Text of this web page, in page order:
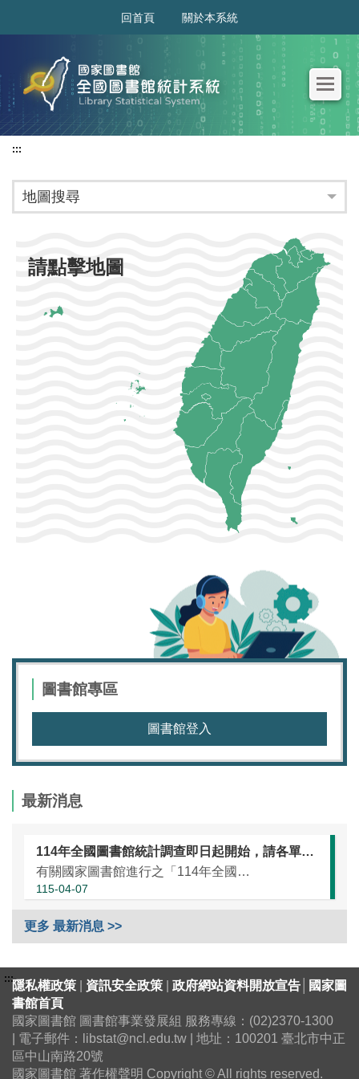
回首頁 關於本系統
:::
地圖搜尋
請點擊地圖
圖書館專區
圖書館登入
最新消息
114年全國圖書館統計調查即日起開始，請各單位協助於本（115）年5月25日前完成統計資訊填報（延長至7月10日）
有關國家圖書館進行之「114年全國圖書館統計」調查，涵蓋全國大專校院圖書館、國民小學圖書館、國民中學圖書館、高級中等學校暨特殊教育學校圖書館，以及專門圖書館，藉由相關統計數據之蒐集，將有助瞭解我國各類...
115-04-07
更多 最新消息 >>
:::隱私權政策 資訊安全政策 政府網站資料開放宣告
國家圖
書館首頁
國家圖書館 圖書館事業發展組 服務專線：(02)2370-1300
| 電子郵件：libstat@ncl.edu.tw | 地址：100201 臺北市中正
區中山南路20號
國家圖書館 著作權聲明 Copyright © All rights reserved.